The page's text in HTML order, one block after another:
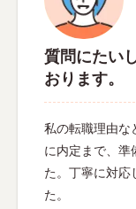
質問にたい
おります。
私の転職理由な
に内定まで、準
た。丁寧に対応
た。